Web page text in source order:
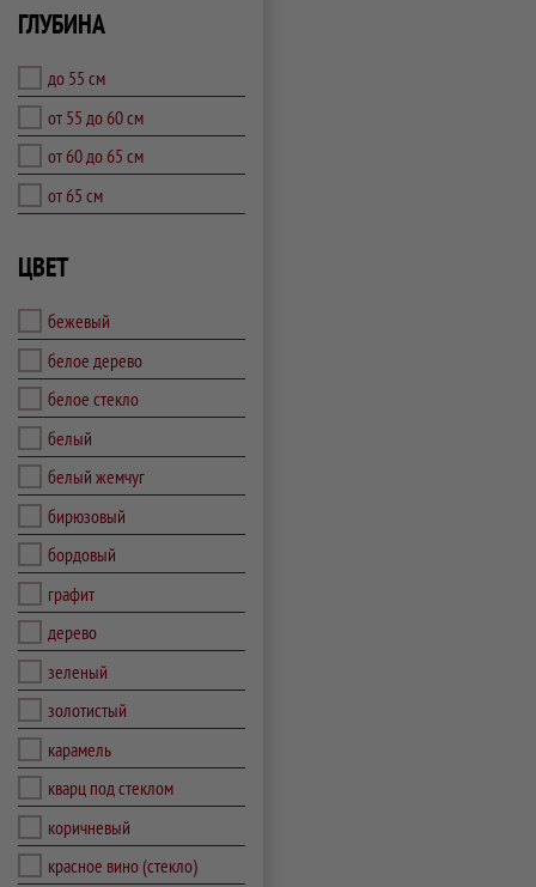
ГЛУБИНА
до 55 см
от 55 до 60 см
от 60 до 65 см
от 65 см
ЦВЕТ
бежевый
белое дерево
белое стекло
белый
белый жемчуг
бирюзовый
бордовый
графит
дерево
зеленый
золотистый
карамель
кварц под стеклом
коричневый
красное вино (стекло)